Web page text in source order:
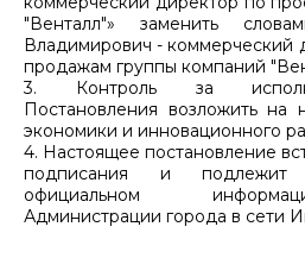
"Венталл"» заменить
Владимирович - коммерческий
продажам группы компаний
3. Контроль за
Постановления возложить на
экономики и инновационного
4. Настоящее постановление
подписания и подлежит
официальном
Администрации города в сети